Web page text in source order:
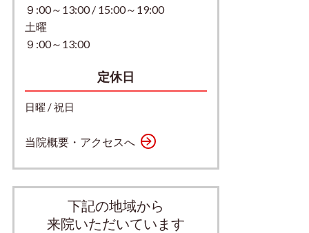
９:00～13:00 / 15:00～19:00
土曜
９:00～13:00
定休日
日曜 / 祝日
当院概要・アクセスへ
下記の地域から
来院いただいています